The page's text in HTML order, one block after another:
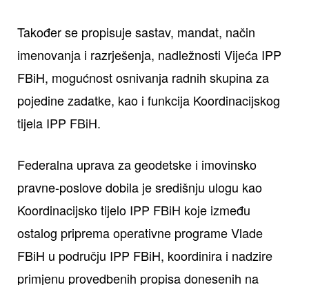
Također se propisuje sastav, mandat, način
imenovanja i razrješenja, nadležnosti Vijeća IPP
FBiH, mogućnost osnivanja radnih skupina za
pojedine zadatke, kao i funkcija Koordinacijskog
tijela IPP FBiH.
Federalna uprava za geodetske i imovinsko
pravne-poslove dobila je središnju ulogu kao
Koordinacijsko tijelo IPP FBiH koje između
ostalog priprema operativne programe Vlade
FBiH u području IPP FBiH, koordinira i nadzire
primjenu provedbenih propisa donesenih na